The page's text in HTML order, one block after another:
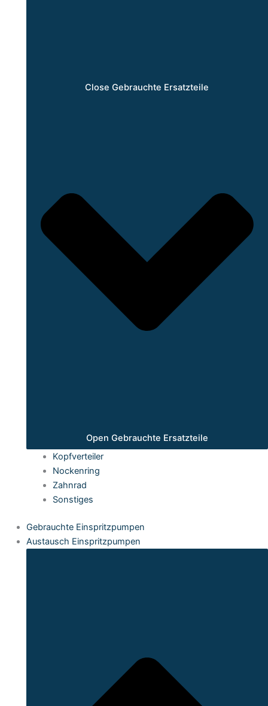
Close Gebrauchte Ersatzteile
Open Gebrauchte Ersatzteile
Kopfverteiler
Nockenring
Zahnrad
Sonstiges
Gebrauchte Einspritzpumpen
Austausch Einspritzpumpen